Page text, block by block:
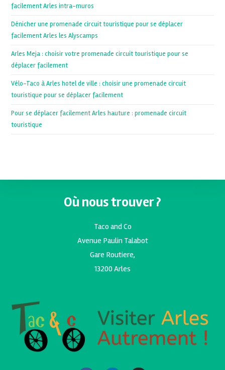
facilement Arles intra-muros
Dénicher une promenade circuit touristique pour se déplacer
facilement Arles les Alyscamps
Arles Meja : choisir votre promenade circuit touristique pour se
déplacer facilement
Vélo-Taco à Arles hotel de ville : choisir une promenade circuit
touristique pour se déplacer facilement
Pour se déplacer facilement Arles hauture : promenade circuit
touristique
Où nous trouver ?
Taco and Co
Avenue Paulin Talabot
Gare Routiere,
13200 Arles